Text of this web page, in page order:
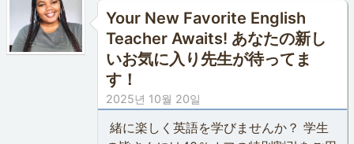
Your New Favorite English
Teacher Awaits! あなたの新し
いお気に入り先生が待ってま
す！
2025년 10월 20일
緒に楽しく英語を学びませんか？ 学生